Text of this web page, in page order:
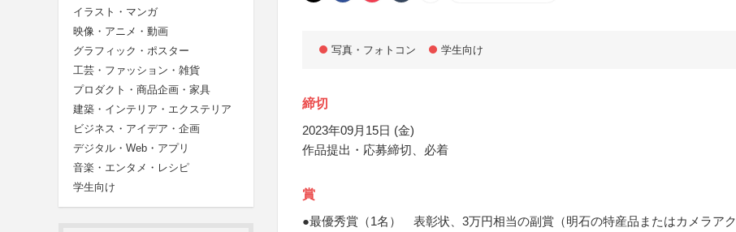
イラスト・マンガ
映像・アニメ・動画
グラフィック・ポスター
工芸・ファッション・雑貨
プロダクト・商品企画・家具
建築・インテリア・エクステリア
ビジネス・アイデア・企画
デジタル・Web・アプリ
音楽・エンタメ・レシピ
学生向け
写真・フォトコン 学生向け
締切
2023年09月15日 (金)
作品提出・応募締切、必着
賞
●最優秀賞（1名） 表彰状、3万円相当の副賞（明石の特産品またはカメラアク